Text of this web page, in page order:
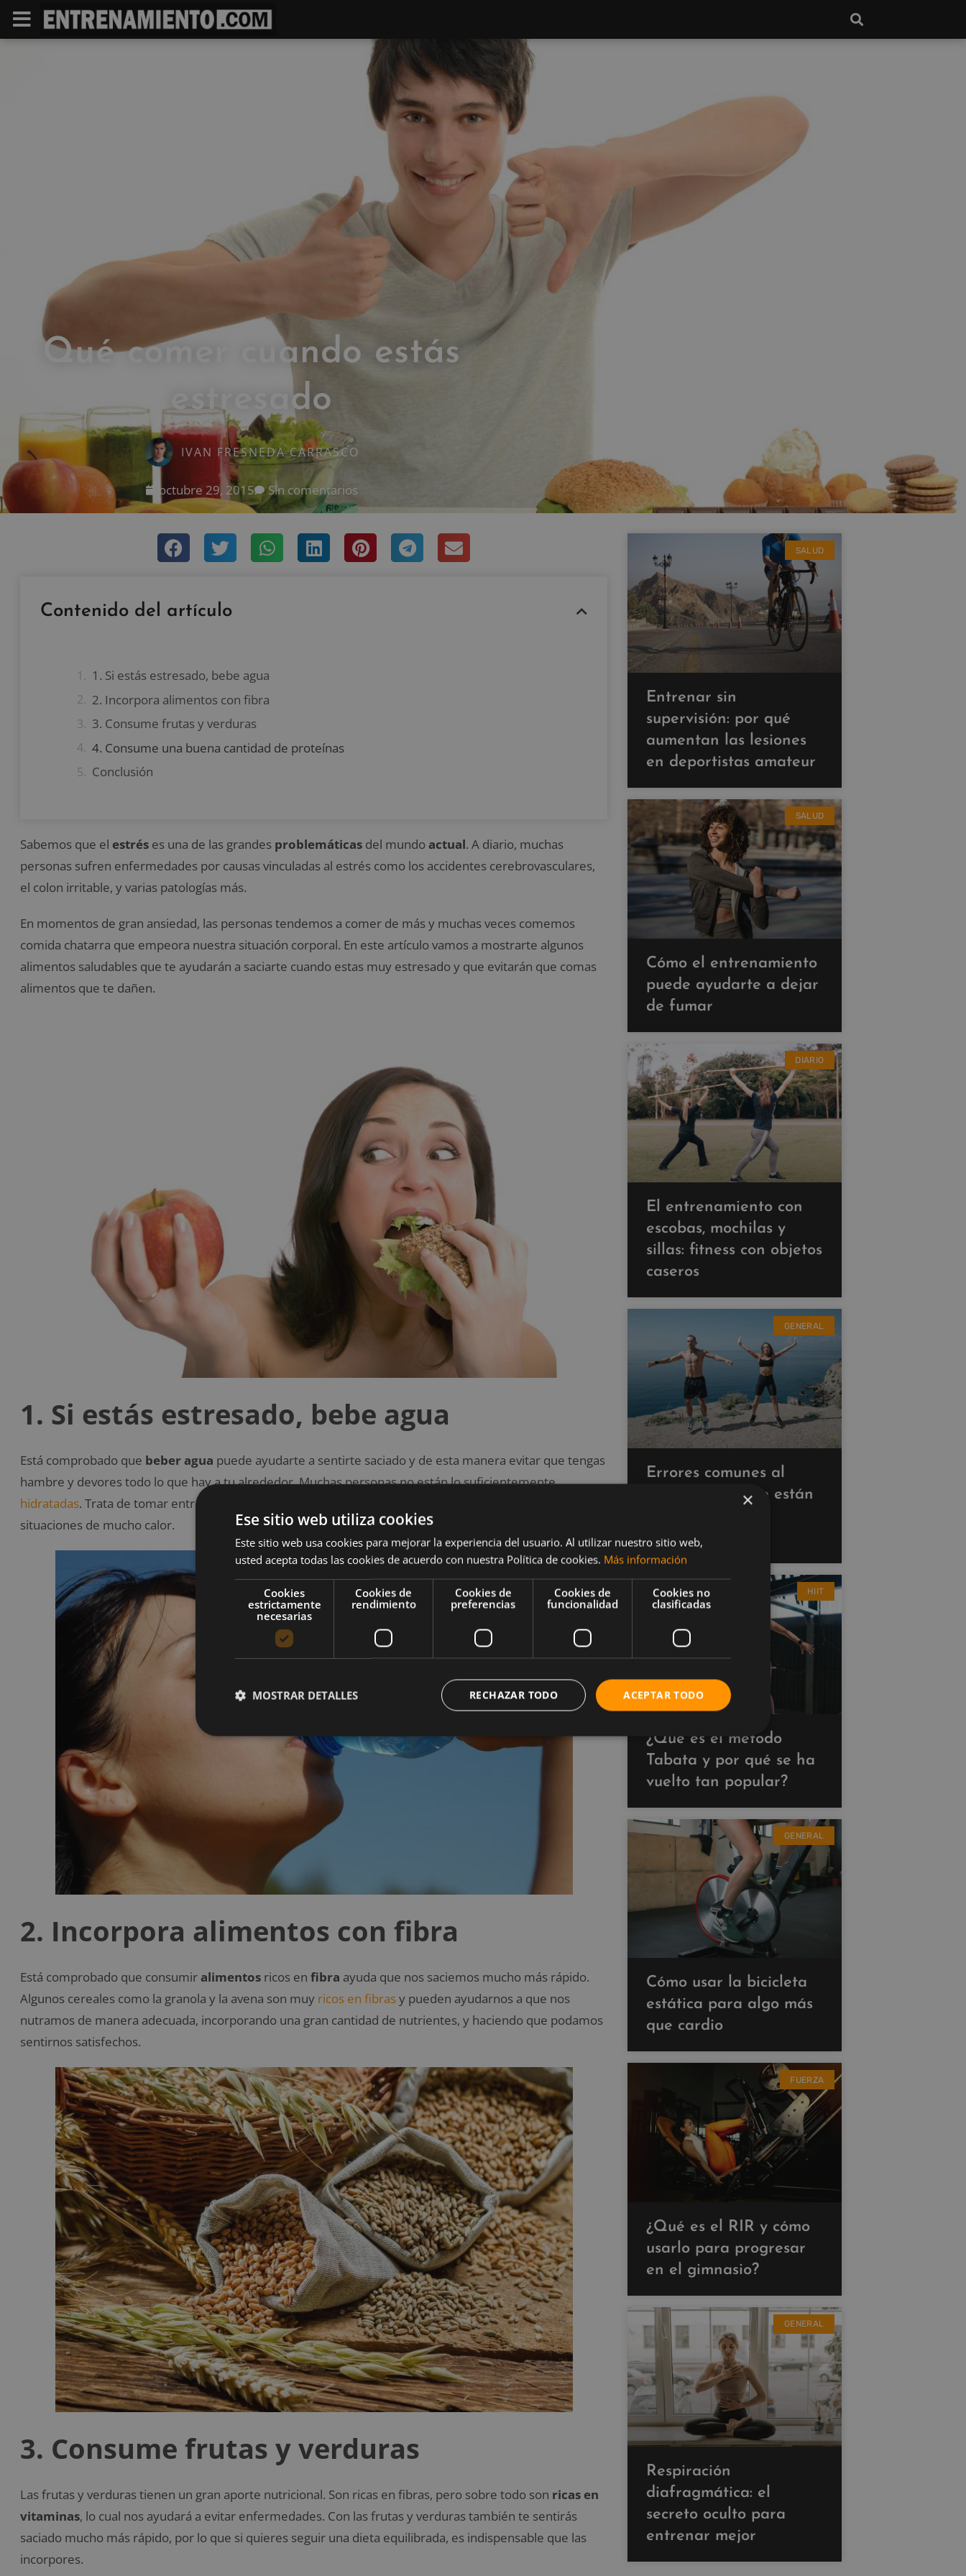
Qué comer cuando estás
estresado
IVAN FRESNEDA CARRASCO
octubre 29, 2015 Sin comentarios
Contenido del artículo
1. Si estás estresado, bebe agua
2. Incorpora alimentos con fibra
3. Consume frutas y verduras
4. Consume una buena cantidad de proteínas
Conclusión
Sabemos que el estrés es una de las grandes problemáticas del mundo actual. A diario, muchas
personas sufren enfermedades por causas vinculadas al estrés como los accidentes cerebrovasculares,
el colon irritable, y varias patologías más.
En momentos de gran ansiedad, las personas tendemos a comer de más y muchas veces comemos
comida chatarra que empeora nuestra situación corporal. En este artículo vamos a mostrarte algunos
alimentos saludables que te ayudarán a saciarte cuando estas muy estresado y que evitarán que comas
alimentos que te dañen.
1. Si estás estresado, bebe agua
Está comprobado que beber agua puede ayudarte a sentirte saciado y de esta manera evitar que tengas
hambre y devores todo lo que hay a tu alrededor. Muchas personas no están lo suficientemente
hidratadas. Trata de tomar entre 6 y 8 vasos de agua por día y aumenta la cantidad de vasos en
situaciones de mucho calor.
2. Incorpora alimentos con fibra
Está comprobado que consumir alimentos ricos en fibra ayuda que nos saciemos mucho más rápido.
Algunos cereales como la granola y la avena son muy ricos en fibrasy pueden ayudarnos a que nos
nutramos de manera adecuada, incorporando una gran cantidad de nutrientes, y haciendo que podamos
sentirnos satisfechos.
3. Consume frutas y verduras
Las frutas y verduras tienen un gran aporte nutricional. Son ricas en fibras, pero sobre todo son ricas en
vitaminas, lo cual nos ayudará a evitar enfermedades. Con las frutas y verduras también te sentirás
saciado mucho más rápido, por lo que si quieres seguir una dieta equilibrada, es indispensable que las
incorpores.
SALUD
Entrenar sin
supervisión: por qué
aumentan las lesiones
en deportistas amateur
SALUD
Cómo el entrenamiento
puede ayudarte a dejar
de fumar
DIARIO
El entrenamiento con
escobas, mochilas y
sillas: fitness con objetos
caseros
GENERAL
Errores comunes al
hacer cardio que están
resultados
HIIT
¿Qué es el método
Tabata y por qué se ha
vuelto tan popular?
GENERAL
Cómo usar la bicicleta
estática para algo más
que cardio
FUERZA
¿Qué es el RIR y cómo
usarlo para progresar
en el gimnasio?
GENERAL
Respiración
diafragmática: el
secreto oculto para
entrenar mejor
×
Ese sitio web utiliza cookies
Este sitio web usa cookies para mejorar la experiencia del usuario. Al utilizar nuestro sitio web,
usted acepta todas las cookies de acuerdo con nuestra Política de cookies. Más información
Cookies
estrictamente
necesarias
Cookies de
rendimiento
Cookies de
preferencias
Cookies de
funcionalidad
Cookies no
clasificadas
ACEPTAR TODO
RECHAZAR TODO
MOSTRAR DETALLES